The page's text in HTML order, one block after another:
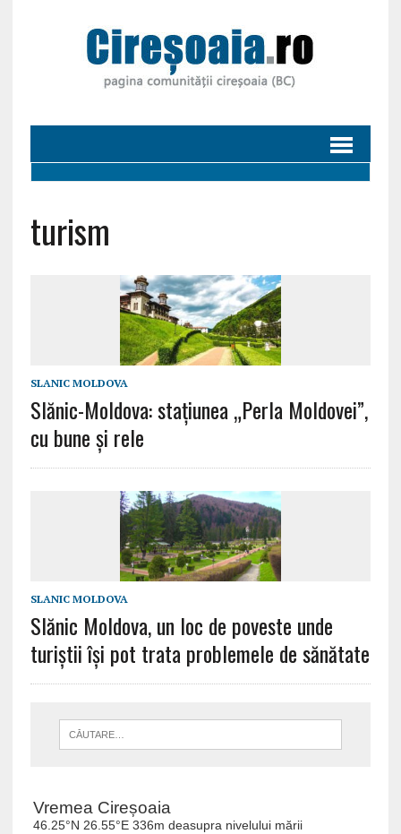
turism
SLANIC MOLDOVA
Slănic-Moldova: stațiunea „Perla Moldovei”,
cu bune și rele
SLANIC MOLDOVA
Slănic Moldova, un loc de poveste unde
turiștii își pot trata problemele de sănătate